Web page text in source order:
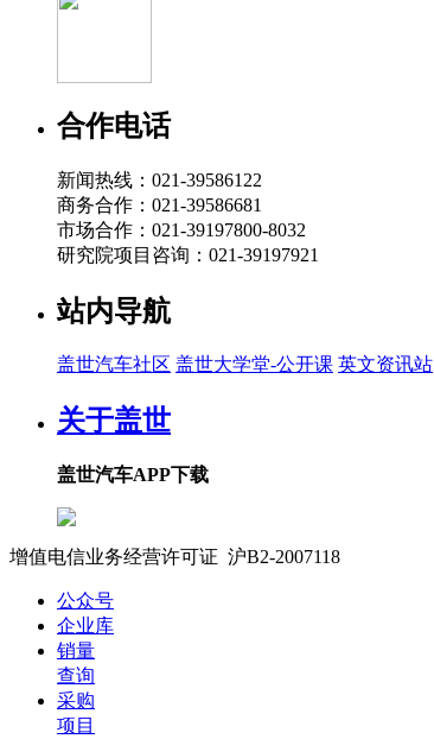
苗雨竹
2026-04-26 00:50
09:42
32.98万元起的公路之王？极氪8X
2026-04-19 21:46
07:20
孙涛
2026-04-16 01:16
长安启源带你见曹格
宋超
2026-04-13 17:39
07:21
合作电话
新闻热线：021-39586122
商务合作：021-39586681
市场合作：021-39197800-8032
研究院项目咨询：021-39197921
站内导航
盖世汽车社区 盖世大学堂-公开课 英文资讯站
关于盖世
盖世汽车APP下载
增值电信业务经营许可证 沪B2-2007118
公众号
企业库
销量
查询
采购
项目